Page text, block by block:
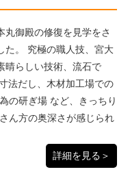
丸御殿の修復を見学をさ
た。 究極の職人技、宮大
晴らしい技術、流石で
法だし、木材加工場での
の研ぎ場 など、きっちり
ん方の奥深さが感じられ
詳細を見る＞